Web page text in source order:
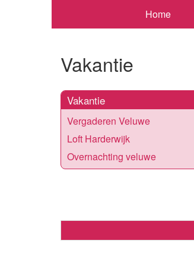
Home
Vakantie
Vakantie
Vergaderen Veluwe
Loft Harderwijk
Overnachting veluwe